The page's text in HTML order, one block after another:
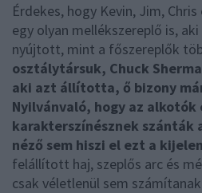
Érdekes, hogy Kevin, Jim,
egy olyan mellékszereplő is,
nyújtott, mint a főszereplők
osztálytársuk, Chuck
aki azt állította, ő bizony
Nyilvánvaló, hogy az
karakterszínésznek szánták
néző sem hiszi el ezt a
felállított haj, szeplős arc és
csak véletlenül sem